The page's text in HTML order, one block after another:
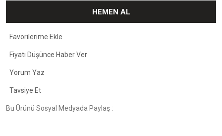
HEMEN AL
Fiyatı Düşünce Haber Ver
Yorum Yaz
Tavsiye Et
Bu Ürünü Sosyal Medyada Paylaş :